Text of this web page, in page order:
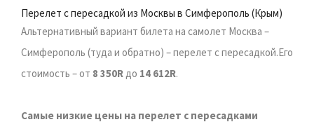
Перелет с пересадкой из Москвы в Симферополь (Крым)
Альтернативный вариант билета на самолет Москва –
Симферополь (туда и обратно) – перелет с пересадкой.Его
стоимость – от 8 350Rдо 14 612R.
Самые низкие цены на перелет с пересадками